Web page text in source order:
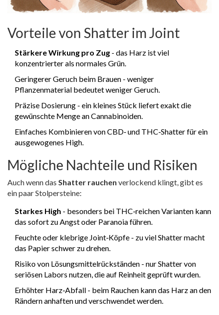
Vorteile von Shatter im Joint
Stärkere Wirkung pro Zug - das Harz ist viel
konzentrierter als normales Grün.
Geringerer Geruch beim Brauen - weniger
Pflanzenmaterial bedeutet weniger Geruch.
Präzise Dosierung - ein kleines Stück liefert exakt die
gewünschte Menge an Cannabinoiden.
Einfaches Kombinieren von CBD‑ und THC‑Shatter für ein
ausgewogenes High.
Mögliche Nachteile und Risiken
Auch wenn das Shatter rauchen verlockend klingt, gibt es
ein paar Stolpersteine:
Starkes High - besonders bei THC‑reichen Varianten kann
das sofort zu Angst oder Paranoia führen.
Feuchte oder klebrige Joint‑Köpfe - zu viel Shatter macht
das Papier schwer zu drehen.
Risiko von Lösungsmittelrückständen - nur Shatter von
seriösen Labors nutzen, die auf Reinheit geprüft wurden.
Erhöhter Harz‑Abfall - beim Rauchen kann das Harz an den
Rändern anhaften und verschwendet werden.